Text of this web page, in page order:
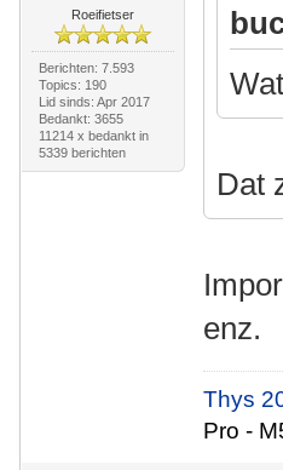
Roeifietser
Berichten: 7.593
Topics: 190
Lid sinds: Apr 2017
Bedankt: 3655
11214 x bedankt in
5339 berichten
Dat
enz.
Thys
Pro -